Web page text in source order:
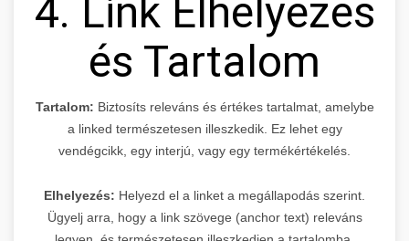
4. Link Elhelyezés
és Tartalom
Tartalom: Biztosíts releváns és értékes tartalmat, amelybe
a linked természetesen illeszkedik. Ez lehet egy
vendégcikk, egy interjú, vagy egy termékértékelés.
Elhelyezés: Helyezd el a linket a megállapodás szerint.
Ügyelj arra, hogy a link szövege (anchor text) releváns